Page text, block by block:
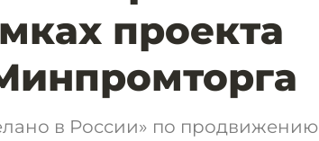
проекта
в России» по продвижению